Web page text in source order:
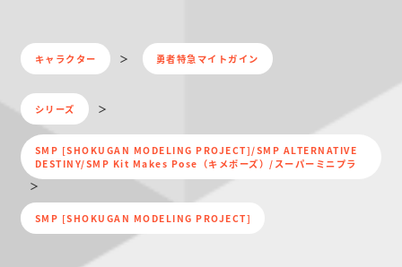
キャラクター 勇者特急マイトガイン
シリーズ
SMP [SHOKUGAN MODELING PROJECT]/SMP ALTERNATIVE
DESTINY/SMP Kit Makes Pose（キメポーズ）/スーパーミニプラ
SMP [SHOKUGAN MODELING PROJECT]